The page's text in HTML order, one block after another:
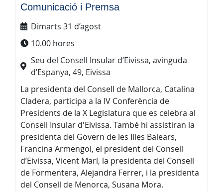
Comunicació i Premsa
Dimarts 31 d’agost
10.00 hores
Seu del Consell Insular d’Eivissa, avinguda
d’Espanya, 49, Eivissa
La presidenta del Consell de Mallorca, Catalina
Cladera, participa a la IV Conferència de
Presidents de la X Legislatura que es celebra al
Consell Insular d'Eivissa. També hi assistiran la
presidenta del Govern de les Illes Balears,
Francina Armengol, el president del Consell
d’Eivissa, Vicent Marí, la presidenta del Consell
de Formentera, Alejandra Ferrer, i la presidenta
del Consell de Menorca, Susana Mora.